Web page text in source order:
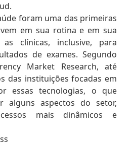
foram uma das primeiras
em sua rotina e em sua
as clínicas, inclusive, para
de exames. Segundo
Market Research, até
das instituições focadas em
essas tecnologias, o que
alguns aspectos do setor,
mais dinâmicos e